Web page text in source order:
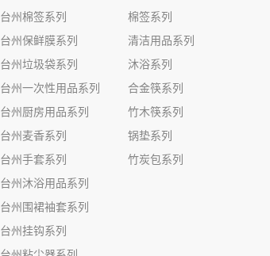
台州棉签系列
台州保鲜膜系列
台州垃圾袋系列
台州一次性用品系列
台州厨房用品系列
台州麦香系列
台州手套系列
台州沐浴用品系列
台州围裙袖套系列
台州挂钩系列
棉签系列
清洁用品系列
沐浴系列
合金筷系列
竹木筷系列
锅垫系列
竹炭包系列